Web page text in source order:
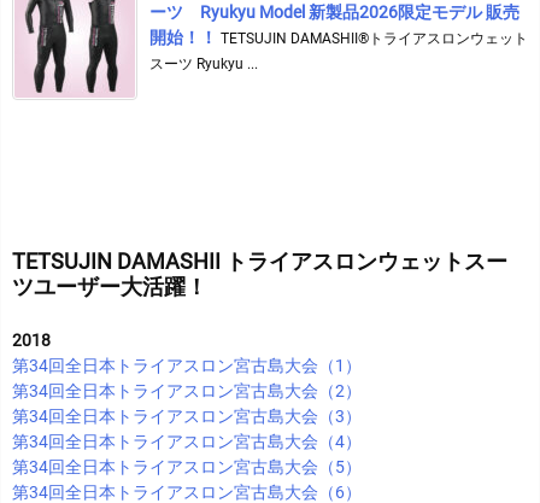
ーツ Ryukyu Model 新製品2026限定モデル 販売
開始！！ TETSUJIN DAMASHII®︎トライアスロンウェット
スーツ Ryukyu ...
TETSUJIN DAMASHII トライアスロンウェットスー
ツユーザー大活躍！
2018
第34回全日本トライアスロン宮古島大会（1）
第34回全日本トライアスロン宮古島大会（2）
第34回全日本トライアスロン宮古島大会（3）
第34回全日本トライアスロン宮古島大会（4）
第34回全日本トライアスロン宮古島大会（5）
第34回全日本トライアスロン宮古島大会（6）